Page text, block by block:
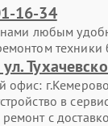
16-34
нами любым
техники
офис:
в
с